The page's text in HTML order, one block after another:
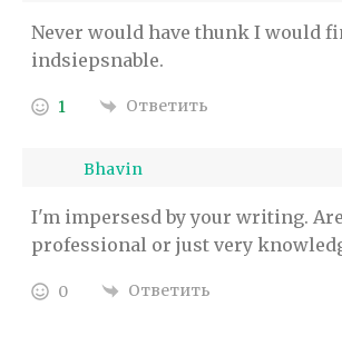
Never would have thunk I would
indsiepsnable.
1 Ответить
Bhavin
I'm impersesd by your writing.
professional or just very
0 Ответить